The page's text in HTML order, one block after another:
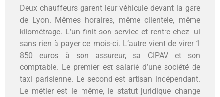
Deux chauffeurs garent leur véhicule devant la gare
de Lyon. Mêmes horaires, même clientèle, même
kilométrage. L’un finit son service et rentre chez lui
sans rien à payer ce mois-ci. L’autre vient de virer 1
850 euros à son assureur, sa CIPAV et son
comptable. Le premier est salarié d’une société de
taxi parisienne. Le second est artisan indépendant.
Le métier est le même, le statut juridique change